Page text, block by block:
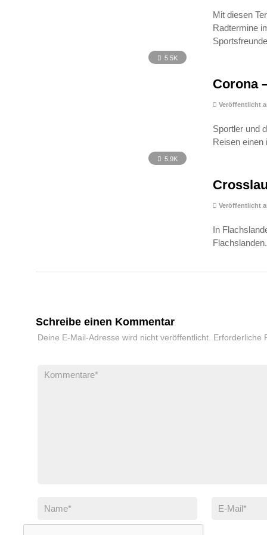
Mit diesen
Radtermine
5.5K
Corona
Veröffentlicht
Sportler und
Reisen
5.9K
Veröffentlicht
In
Schreibe einen Kommentar
Deine E-Mail-Adresse wird nicht veröffentlicht. Erforderliche